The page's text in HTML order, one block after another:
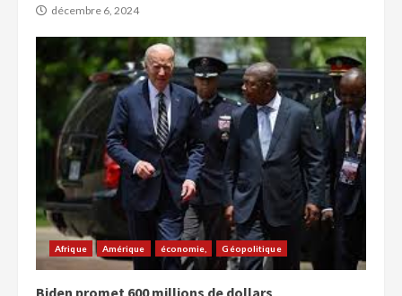
décembre 6, 2024
Afrique Amérique économie, Géopolitique